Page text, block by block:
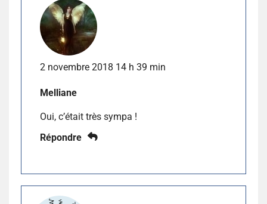
2 novembre 2018 14 h 39 min
Melliane
Oui, c’était très sympa !
Répondre